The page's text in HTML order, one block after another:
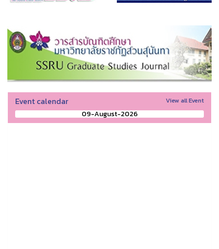
Event calendar View all Event
09-August-2026